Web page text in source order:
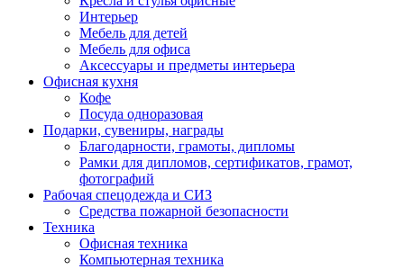
Интерьер
Мебель для детей
Мебель для офиса
Аксессуары и предметы интерьера
Офисная кухня
Кофе
Посуда одноразовая
Подарки, сувениры, награды
Благодарности, грамоты, дипломы
Рамки для дипломов, сертификатов, грамот,
фотографий
Рабочая спецодежда и СИЗ
Средства пожарной безопасности
Техника
Офисная техника
Компьютерная техника